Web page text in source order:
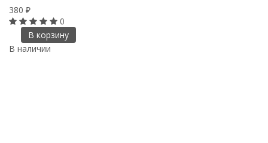
380 ₽
0
В корзину
В наличии